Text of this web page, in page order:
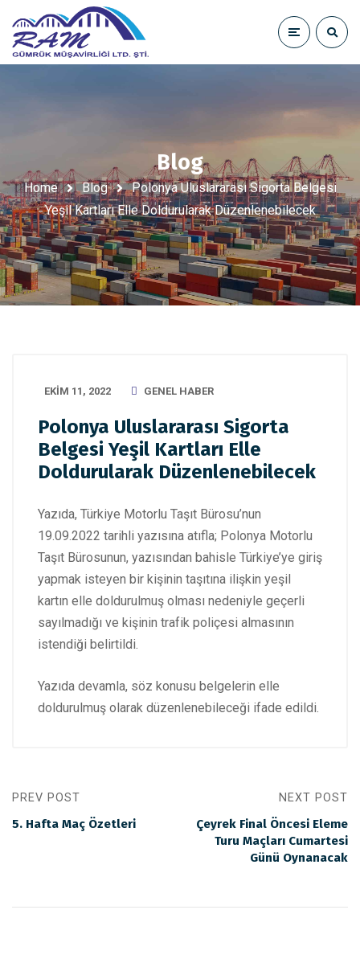
Blog
Home Blog
Polonya Uluslararası Sigorta Belgesi
Yeşil Kartları Elle Doldurularak Düzenlenebilecek
EKIM 11, 2022 GENEL HABER
Polonya Uluslararası Sigorta
Belgesi Yeşil Kartları Elle
Doldurularak Düzenlenebilecek
Yazıda, Türkiye Motorlu Taşıt Bürosu’nun
19.09.2022 tarihli yazısına atıfla; Polonya Motorlu
Taşıt Bürosunun, yazısından bahisle Türkiye’ye giriş
yapmak isteyen bir kişinin taşıtına ilişkin yeşil
kartın elle doldurulmuş olması nedeniyle geçerli
sayılmadığı ve kişinin trafik poliçesi almasının
istendiği belirtildi.
Yazıda devamla, söz konusu belgelerin elle
doldurulmuş olarak düzenlenebileceği ifade edildi.
PREV POST
5. Hafta Maç Özetleri
NEXT POST
Çeyrek Final Öncesi Eleme
Turu Maçları Cumartesi
Günü Oynanacak